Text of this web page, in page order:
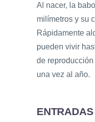
Al nacer, la
milímetros y su
Rápidamente
pueden vivir
de
una vez al año.